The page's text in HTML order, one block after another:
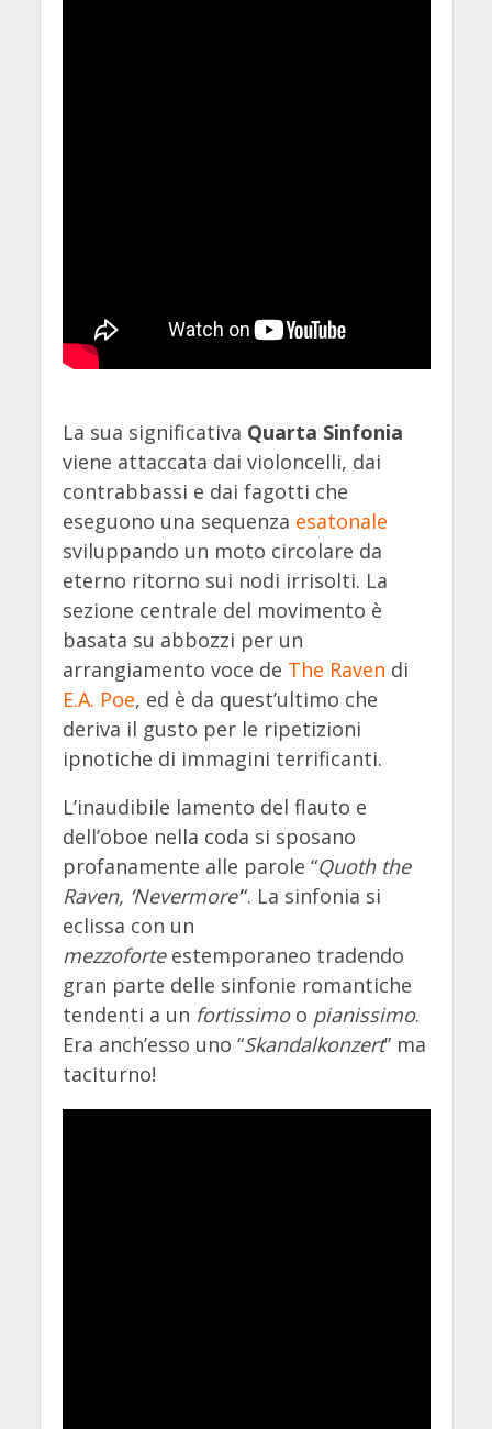
La sua significativa Quarta Sinfonia
viene attaccata dai violoncelli, dai
contrabbassi e dai fagotti che
eseguono una sequenza esatonale
sviluppando un moto circolare da
eterno ritorno sui nodi irrisolti. La
sezione centrale del movimento è
basata su abbozzi per un
arrangiamento voce de The Raven di
E.A. Poe, ed è da quest’ultimo che
deriva il gusto per le ripetizioni
ipnotiche di immagini terrificanti.
L’inaudibile lamento del flauto e
dell’oboe nella coda si sposano
profanamente alle parole “Quoth the
Raven, ‘Nevermore’“. La sinfonia si
eclissa con un
mezzoforte estemporaneo tradendo
gran parte delle sinfonie romantiche
tendenti a un fortissimo o pianissimo.
Era anch’esso uno “Skandalkonzert” ma
taciturno!